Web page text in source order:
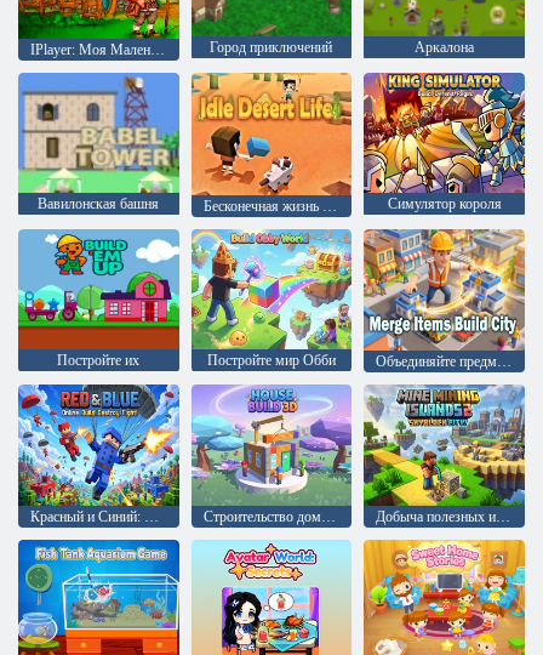
IPlayer: Моя Маленькая Ферма Город приключений Аркалона
Вавилонская башня Симулятор короля
Постройте их Постройте мир Обби Объединяйте предметы, стройте город
Красный и Синий: Стройте! Разрушайте! Сражайтесь! Строительство дома в 3D Добыча полезных ископаемых на Островах 2: Город Скайблок!